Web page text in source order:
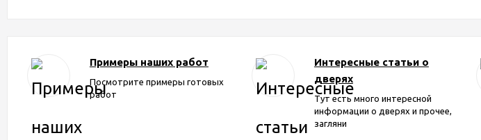
Примеры наших работ
Посмотрите примеры готовых
работ
Интересные статьи о
дверях
Тут есть много интересной
информации о дверях и прочее,
загляни